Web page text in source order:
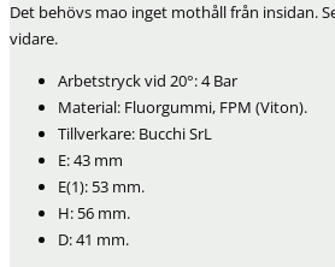
Det behövs mao inget mothåll från insidan.
vidare.
Arbetstryck vid 20°: 4 Bar
Material: Fluorgummi, FPM (Viton).
Tillverkare: Bucchi SrL
E: 43 mm
E(1): 53 mm.
H: 56 mm.
D: 41 mm.